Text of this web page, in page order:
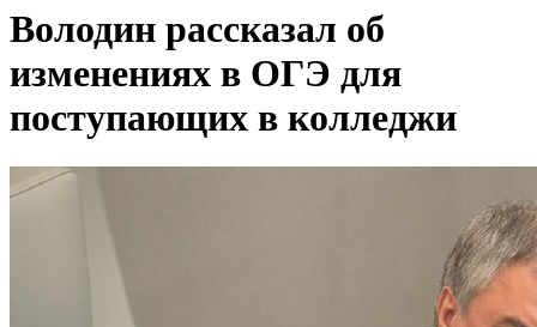
Володин рассказал об
изменениях в ОГЭ для
поступающих в колледжи